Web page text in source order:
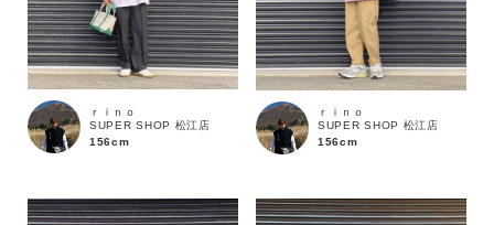
ｒｉｎｏ
SUPER SHOP 松江店
156cm
ｒｉｎｏ
SUPER SHOP 松江店
156cm